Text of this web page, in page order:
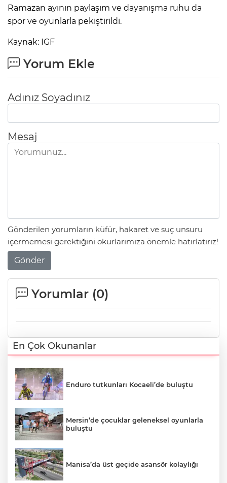
Ramazan ayının paylaşım ve dayanışma ruhu da
spor ve oyunlarla pekiştirildi.
Kaynak: IGF
Yorum Ekle
Adınız Soyadınız
Mesaj
Gönderilen yorumların küfür, hakaret ve suç unsuru
içermemesi gerektiğini okurlarımıza önemle hatırlatırız!
Gönder
Yorumlar (0)
En Çok Okunanlar
Enduro tutkunları Kocaeli’de buluştu
Mersin’de çocuklar geleneksel oyunlarla
buluştu
Manisa’da üst geçide asansör kolaylığı